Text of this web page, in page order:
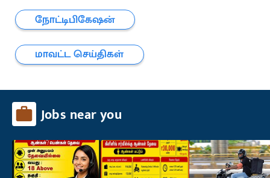
நோட்டிபிகேஷன்
மாவட்ட செய்திகள்
Jobs near you